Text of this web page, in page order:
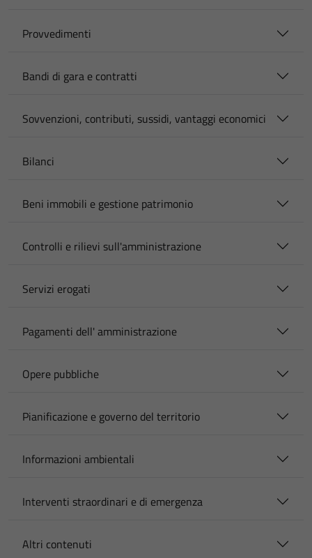
Provvedimenti
Bandi di gara e contratti
Sovvenzioni, contributi, sussidi, vantaggi economici
Bilanci
Beni immobili e gestione patrimonio
Controlli e rilievi sull'amministrazione
Servizi erogati
Pagamenti dell' amministrazione
Opere pubbliche
Pianificazione e governo del territorio
Informazioni ambientali
Interventi straordinari e di emergenza
Altri contenuti